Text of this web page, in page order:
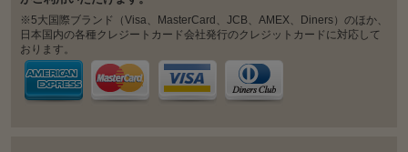
※5大国際ブランド（Visa、MasterCard、JCB、AMEX、Diners）のほか、
日本国内の各種クレジートカード会社発行のクレジットカードに対応して
おります。